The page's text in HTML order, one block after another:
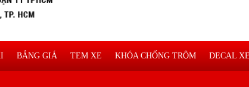
BẢNG GIÁ TEM XE KHÓA CHỐNG TRỘM DECAL XE